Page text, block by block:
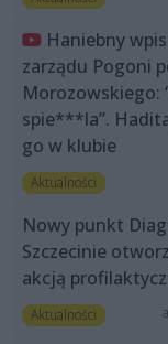
Haniebny
zarządu Pogoni
Morozowskiego:
spie***la”.
go w klubie
Aktualności
Nowy punkt
Szczecinie
akcją
Aktualności